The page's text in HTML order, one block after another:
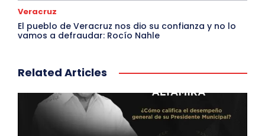
Veracruz
El pueblo de Veracruz nos dio su confianza y no lo
vamos a defraudar: Rocío Nahle
Related Articles